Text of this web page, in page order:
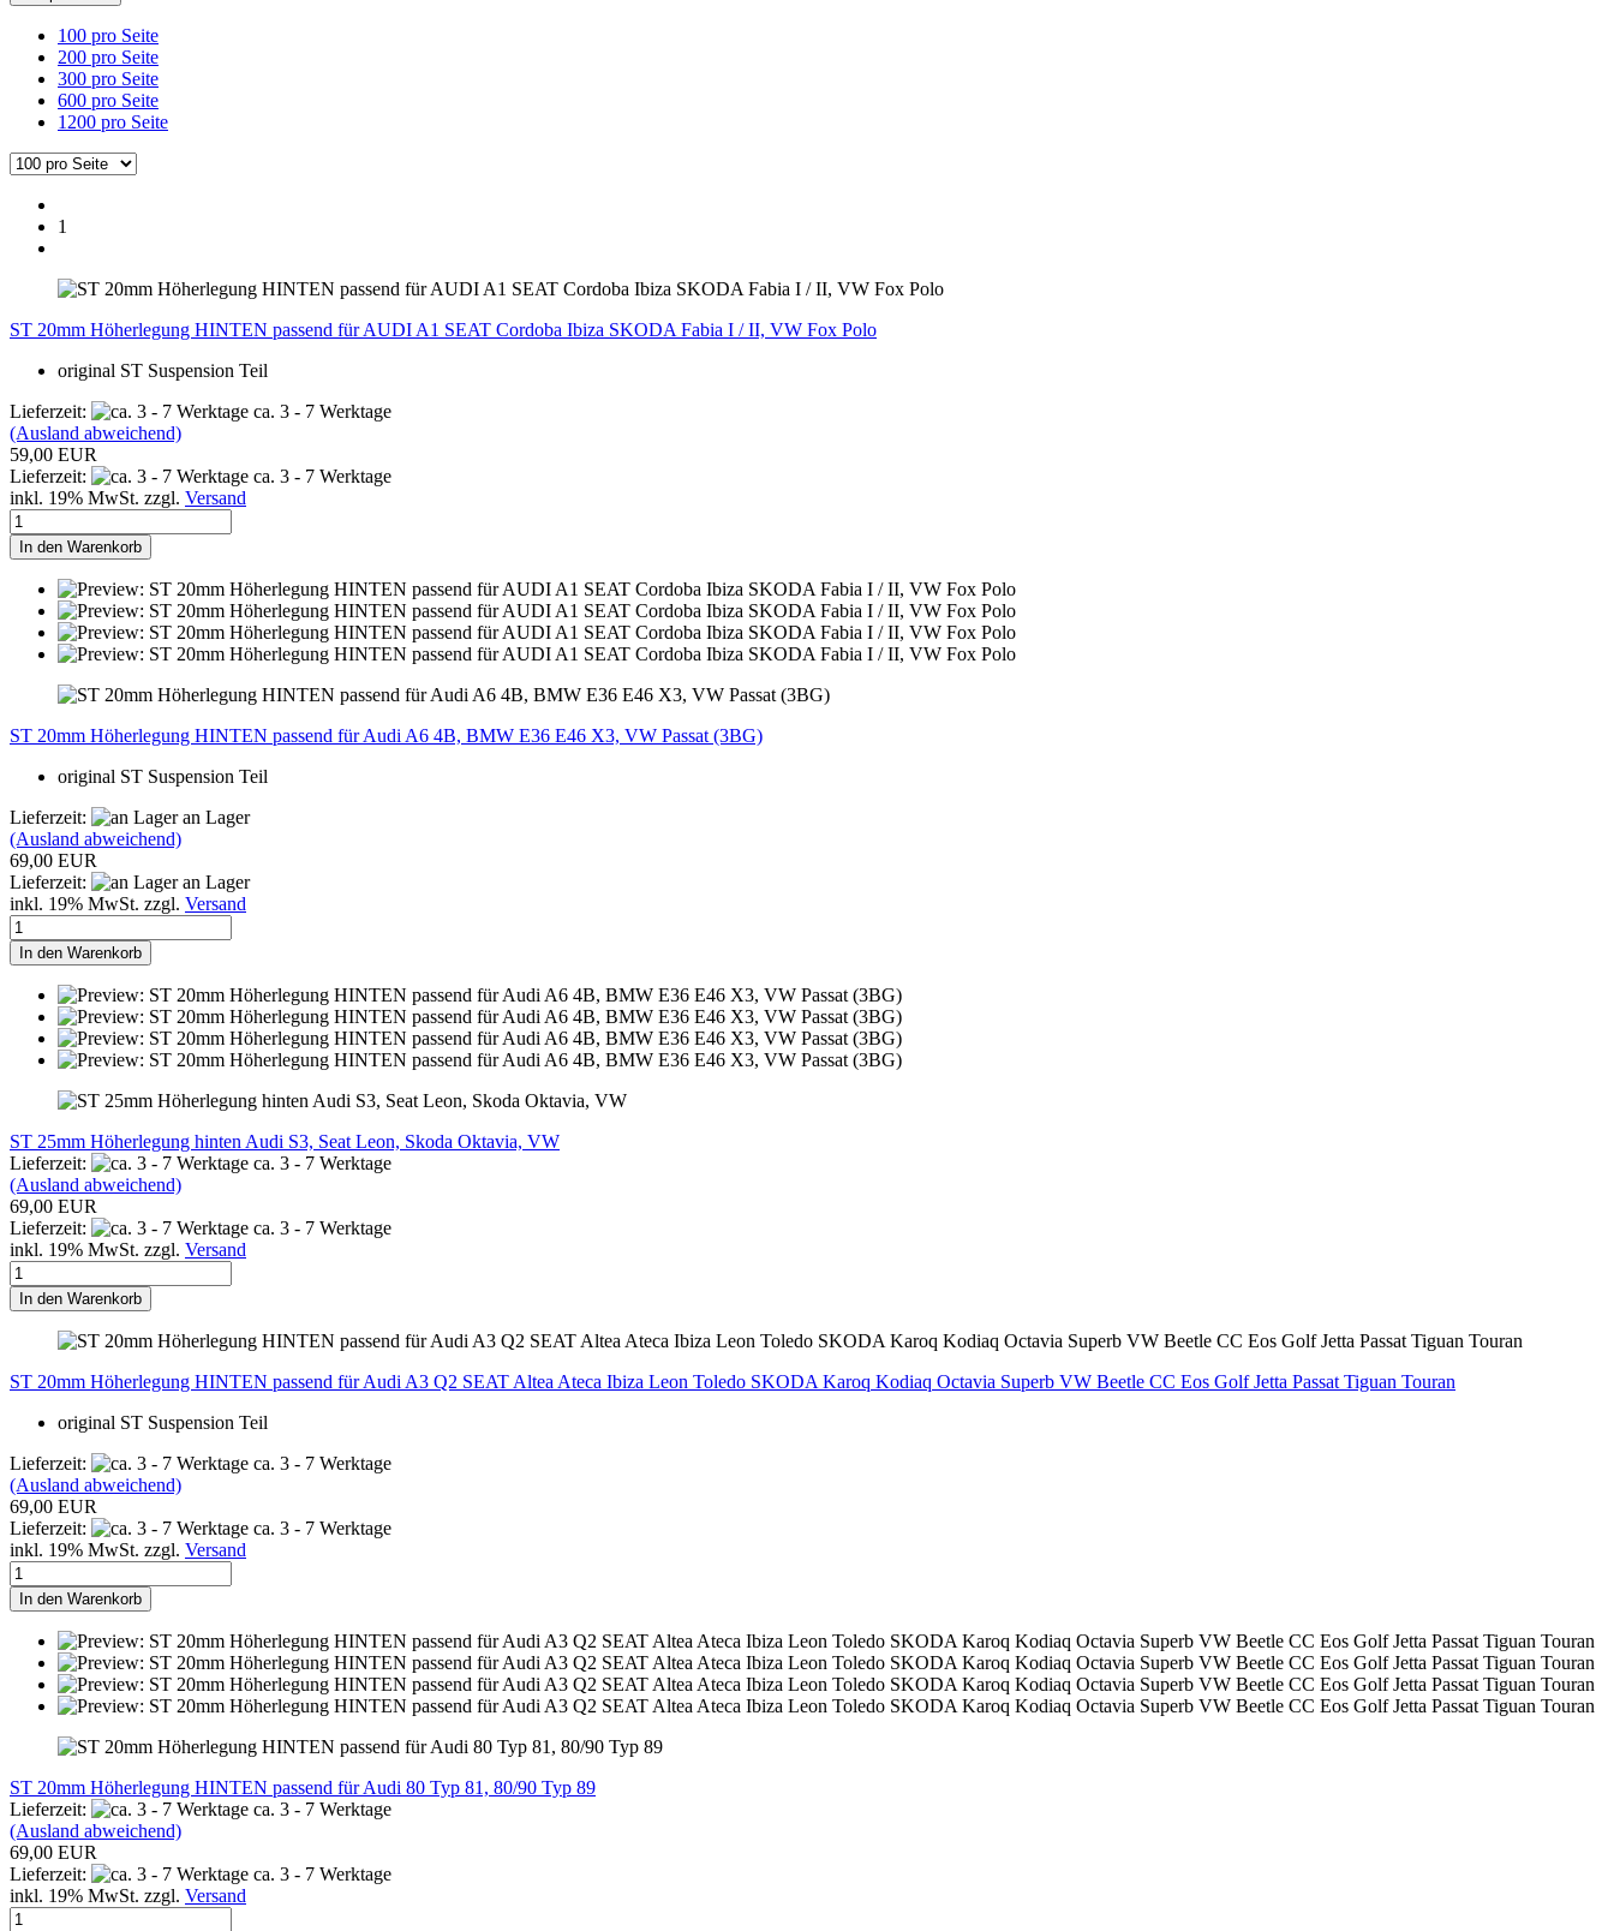
100 pro Seite
200 pro Seite
300 pro Seite
600 pro Seite
1200 pro Seite
1
ST 20mm Höherlegung HINTEN passend für AUDI A1 SEAT Cordoba Ibiza SKODA Fabia I / II, VW Fox Polo
original ST Suspension Teil
Lieferzeit:
ca. 3 - 7 Werktage
(Ausland abweichend)
59,00 EUR
Lieferzeit:
ca. 3 - 7 Werktage
inkl. 19% MwSt. zzgl. Versand
In den Warenkorb
ST 20mm Höherlegung HINTEN passend für Audi A6 4B, BMW E36 E46 X3, VW Passat (3BG)
original ST Suspension Teil
Lieferzeit:
an Lager
(Ausland abweichend)
69,00 EUR
Lieferzeit:
an Lager
inkl. 19% MwSt. zzgl. Versand
In den Warenkorb
ST 25mm Höherlegung hinten Audi S3, Seat Leon, Skoda Oktavia, VW
Lieferzeit:
ca. 3 - 7 Werktage
(Ausland abweichend)
69,00 EUR
Lieferzeit:
ca. 3 - 7 Werktage
inkl. 19% MwSt. zzgl. Versand
In den Warenkorb
ST 20mm Höherlegung HINTEN passend für Audi A3 Q2 SEAT Altea Ateca Ibiza Leon Toledo SKODA Karoq Kodiaq Octavia Superb VW Beetle CC Eos Golf Jetta Passat Tiguan Touran
original ST Suspension Teil
Lieferzeit:
ca. 3 - 7 Werktage
(Ausland abweichend)
69,00 EUR
Lieferzeit:
ca. 3 - 7 Werktage
inkl. 19% MwSt. zzgl. Versand
In den Warenkorb
ST 20mm Höherlegung HINTEN passend für Audi 80 Typ 81, 80/90 Typ 89
Lieferzeit:
ca. 3 - 7 Werktage
(Ausland abweichend)
69,00 EUR
Lieferzeit:
ca. 3 - 7 Werktage
inkl. 19% MwSt. zzgl. Versand